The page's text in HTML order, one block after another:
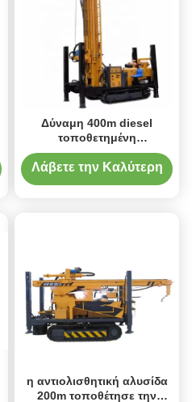
Δύναμη 400m diesel
τοποθετημένη
αντιολισθητική αλυσίδα
μηχανή διατρήσεων αέρα
Λάβετε την Καλύτερη
η αντιολισθητική αλυσίδα
200m τοποθέτησε την